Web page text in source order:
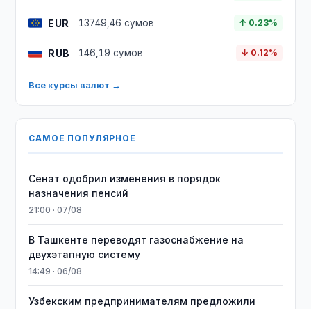
EUR 13749,46 сумов ↑ 0.23%
RUB 146,19 сумов ↓ 0.12%
Все курсы валют →
САМОЕ ПОПУЛЯРНОЕ
Сенат одобрил изменения в порядок
назначения пенсий
21:00 · 07/08
В Ташкенте переводят газоснабжение на
двухэтапную систему
14:49 · 06/08
Узбекским предпринимателям предложили